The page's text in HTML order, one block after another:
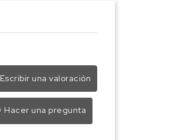
Escribir una valoración
Hacer una pregunta